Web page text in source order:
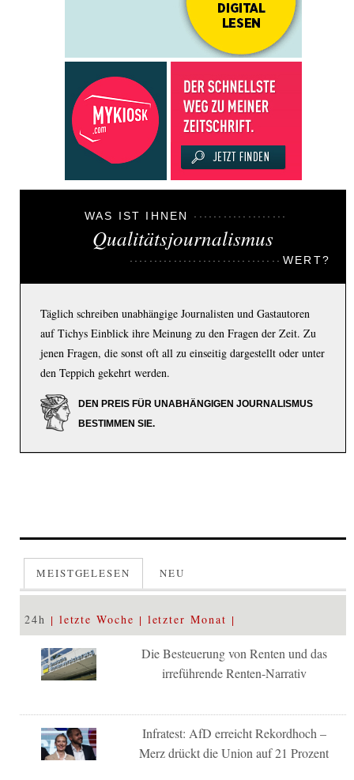
WAS IST IHNEN
Qualitätsjournalismus
WERT?
Täglich schreiben unabhängige Journalisten und Gastautoren
auf Tichys Einblick ihre Meinung zu den Fragen der Zeit. Zu
jenen Fragen, die sonst oft all zu einseitig dargestellt oder unter
den Teppich gekehrt werden.
DEN PREIS FÜR UNABHÄNGIGEN JOURNALISMUS
BESTIMMEN SIE.
MEISTGELESEN NEU
24h letzte Woche letzter Monat
Die Besteuerung von Renten und das
irreführende Renten-Narrativ
Infratest: AfD erreicht Rekordhoch –
Merz drückt die Union auf 21 Prozent